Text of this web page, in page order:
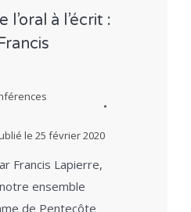
à l’écrit :
le 25 février 2020
Francis Lapierre,
ensemble
de Pentecôte